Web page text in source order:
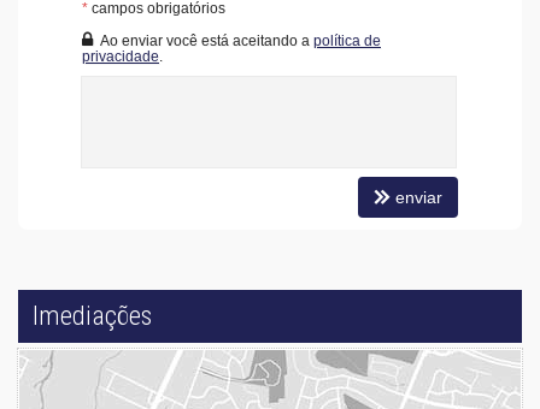
Hidromassagem
* campos obrigatórios
Ao enviar você está aceitando a política de
privacidade
enviar
Imediações